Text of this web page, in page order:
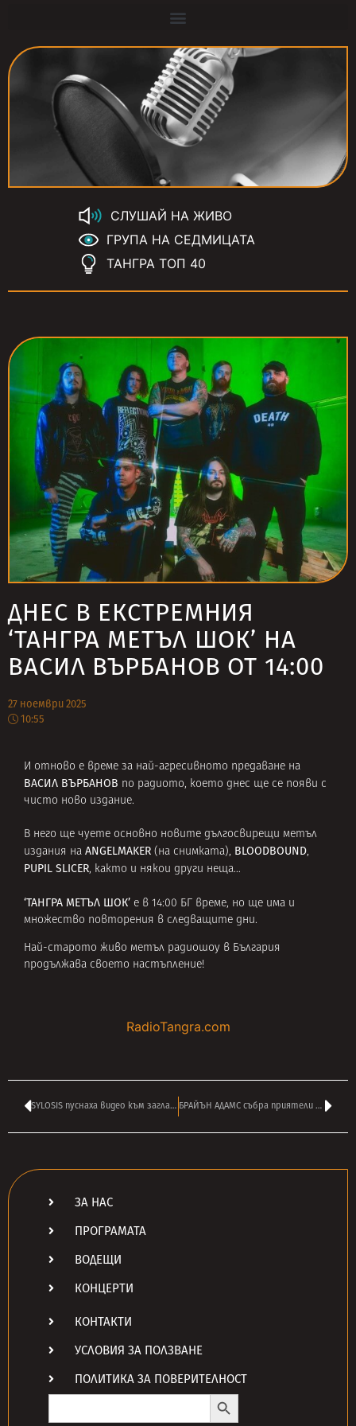
СЛУШАЙ НА ЖИВО
ГРУПА НА СЕДМИЦАТА
ТАНГРА ТОП 40
ДНЕС В ЕКСТРЕМНИЯ
‘ТАНГРА МЕТЪЛ ШОК’ НА
ВАСИЛ ВЪРБАНОВ ОТ 14:00
27 ноември 2025
10:55
И отново е време за най-агресивното предаване на
ВАСИЛ ВЪРБАНОВ по радиото, което днес ще се появи с
чисто ново издание.
В него ще чуете основно новите дългосвирещи метъл
издания на ANGELMAKER (на снимката), BLOODBOUND,
PUPIL SLICER, както и някои други неща…
‘ТАНГРА МЕТЪЛ ШОК’ е в 14:00 БГ време, но ще има и
множество повторения в следващите дни.
Най-старото живо метъл радиошоу в България
продължава своето настъпление!
RadioTangra.com
SYLOSIS пуснаха видео към заглавното парче от предстоящия си нов албум ‘The New Flesh’ БРАЙЪН АДАМС събра приятели и записа коледен албум – вижте първия сингъл ‘California Christmas’
ЗА НАС
ПРОГРАМАТА
ВОДЕЩИ
КОНЦЕРТИ
КОНТАКТИ
УСЛОВИЯ ЗА ПОЛЗВАНЕ
ПОЛИТИКА ЗА ПОВЕРИТЕЛНОСТ
Search
Search Button